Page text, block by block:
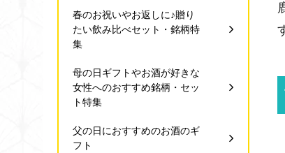
春のお祝いやお返しに♪贈り
たい飲み比べセット・銘柄特
集
母の日ギフトやお酒が好きな
女性へのおすすめ銘柄・セッ
ト特集
父の日におすすめのお酒のギ
フト